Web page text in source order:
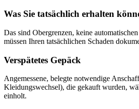
Was Sie tatsächlich erhalten
Das sind Obergrenzen, keine
müssen Ihren tatsächlichen Schaden
Verspätetes Gepäck
Angemessene, belegte notwendige
Kleidungswechsel), die gekauft wurden,
einholt.